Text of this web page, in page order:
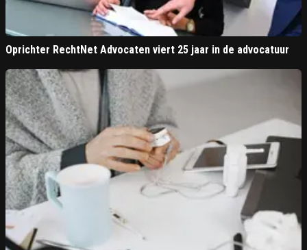
Oprichter RechtNet Advocaten viert 25 jaar in de advocatuur